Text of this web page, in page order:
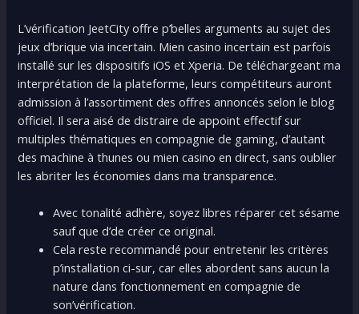
L’vérification JeetCity offre p’belles arguments au sujet des
jeux d’brique via incertain. Mien casino incertain est parfois
installé sur les dispositifs iOS et Xperia. De téléchargeant ma
interprétation de la plateforme, leurs compétiteurs auront
admission à l’assortiment des offres annoncés selon le blog
officiel. Il sera aisé de distraire de appoint effectif sur
multiples thématiques en compagnie de gaming, d’autant
des machine à thunes ou mien casino en direct, sans oublier
les abriter les économies dans ma transparence.
Avec tonalité adhère, soyez libres réparer cet sésame
sauf que d’de créer ce original.
Cela reste recommandé pour entretenir les critères
p’installation ci-sur, car elles abordent sans aucun la
nature dans fonctionnement en compagnie de
son’vérification.